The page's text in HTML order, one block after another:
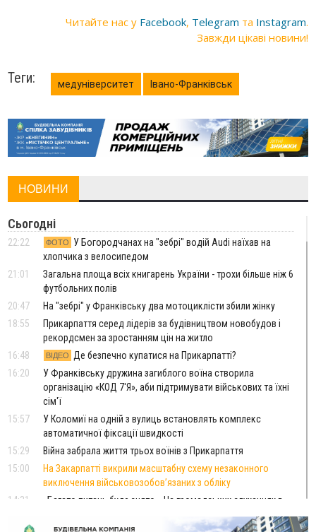
Читайте нас у Facebook, Telegram та Instagram.
Завжди цікаві новини!
Теги: медуніверситет Івано-Франківськ
НОВИНИ
Сьогодні
22:22 ФОТО
У Богородчанах на "зебрі" водій Audi наїхав на
хлопчика з велосипедом
21:01
Загальна площа всіх книгарень України - трохи більше ніж 6
футбольних полів
20:47
На "зебрі" у Франківську два мотоциклісти збили жінку
18:55
Прикарпаття серед лідерів за будівництвом новобудов і
рекордсмен за зростанням цін на житло
16:48
ВІДЕО
Де безпечно купатися на Прикарпатті?
16:20
У Франківську дружина загиблого воїна створила
організацію «КОД 7'Я», аби підтримувати військових та їхні
сім'ї
15:57
У Коломиї на одній з вулиць встановлять комплекс
автоматичної фіксації швидкості
15:29
Війна забрала життя трьох воїнів з Прикарпаття
15:00
На Закарпатті викрили масштабну схему незаконного
виключення військовозобов’язаних з обліку
14:31
«Багато питань буде знято». На громадських слуханнях в
Яремче обговорили, як вирішити питання джипінгу в
Карпатах